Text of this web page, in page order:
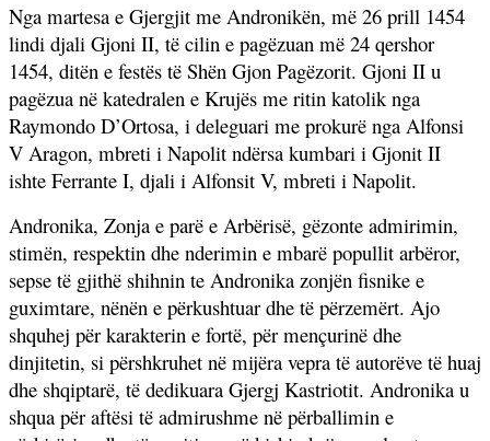
Nga martesa e Gjergjit me Andronikën, më 26 prill 1454
lindi djali Gjoni II, të cilin e pagëzuan më 24 qershor
1454, ditën e festës të Shën Gjon Pagëzorit. Gjoni II u
pagëzua në katedralen e Krujës me ritin katolik nga
Raymondo D’Ortosa, i deleguari me prokurë nga Alfonsi
V Aragon, mbreti i Napolit ndërsa kumbari i Gjonit II
ishte Ferrante I, djali i Alfonsit V, mbreti i Napolit.
Andronika, Zonja e parë e Arbërisë, gëzonte admirimin,
stimën, respektin dhe nderimin e mbarë popullit arbëror,
sepse të gjithë shihnin te Andronika zonjën fisnike e
guximtare, nënën e përkushtuar dhe të përzemërt. Ajo
shquhej për karakterin e fortë, për mençurinë dhe
dinjitetin, si përshkruhet në mijëra vepra të autorëve të huaj
dhe shqiptarë, të dedikuara Gjergj Kastriotit. Andronika u
shqua për aftësi të admirushme në përballimin e